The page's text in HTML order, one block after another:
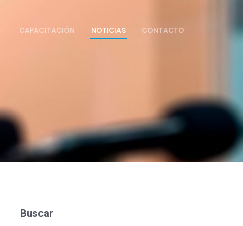
CAPACITACIÓN NOTICIAS CONTACTO
Buscar